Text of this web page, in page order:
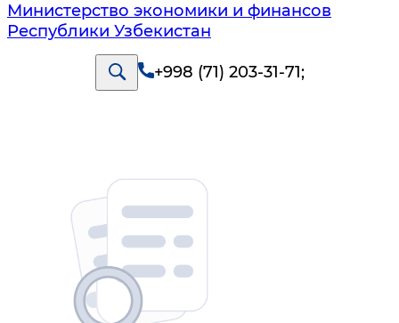
Министерство экономики и финансов
Республики Узбекистан
+998 (71) 203-31-71;